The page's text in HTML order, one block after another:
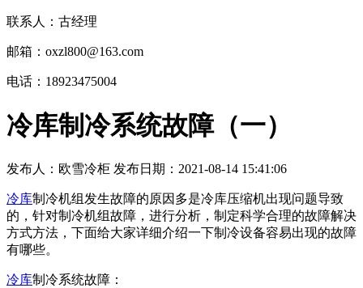
联系人：古经理
邮箱：oxzl800@163.com
电话：18923475004
冷库制冷系统故障（一）
发布人： 欧雪冷柜 发布日期： 2021-08-14 15:41:06
冷库制冷机组发生故障的原因多是冷库压缩机出现问题导致
的，针对制冷机组故障，进行分析，制定科学合理的故障解决
方式方法，下面给大家详细介绍一下制冷设备容易出现的故障
有哪些。
冷库制冷系统故障：